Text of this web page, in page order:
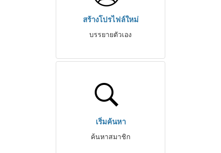
สร้างโปรไฟล์ใหม่
บรรยายตัวเอง
เริ่มค้นหา
ค้นหาสมาชิก